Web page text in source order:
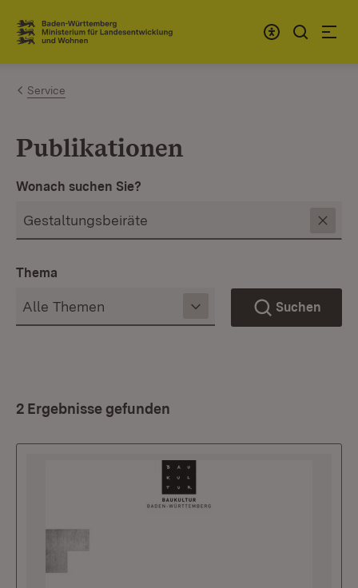
Zum Inhalt springen
Link zur Startseite
Service
Publikationen
Wonach suchen Sie?
Thema
Suchen
2 Ergebnisse gefunden